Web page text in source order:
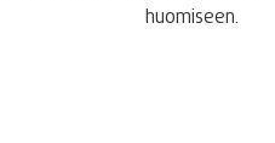
huomiseen.